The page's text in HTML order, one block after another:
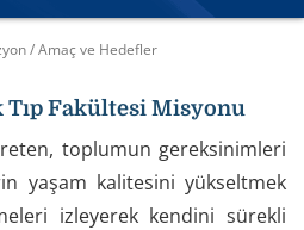
/ Amaç ve Hedefler
Tıp Fakültesi Misyonu
toplumun gereksinimleri
yaşam kalitesini yükseltmek
izleyerek kendini sürekli